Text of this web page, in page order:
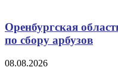
Оренбургская
по сбору арбузов
08.08.2026